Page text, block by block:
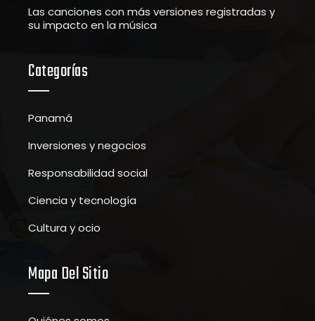
Las canciones con más versiones registradas y
su impacto en la música
Categorías
Panamá
Inversiones y negocios
Responsabilidad social
Ciencia y tecnología
Cultura y ocio
Mapa Del Sitio